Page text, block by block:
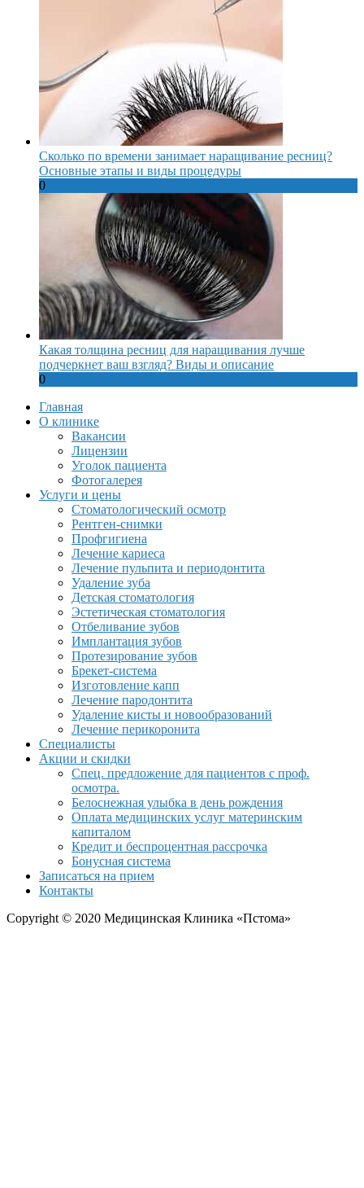
Сколько по времени занимает наращивание ресниц?
Основные этапы и виды процедуры
0
Какая толщина ресниц для наращивания лучше
подчеркнет ваш взгляд? Виды и описание
0
Главная
О клинике
Вакансии
Лицензии
Уголок пациента
Фотогалерея
Услуги и цены
Стоматологический осмотр
Рентген-снимки
Профгигиена
Лечение кариеса
Лечение пульпита и периодонтита
Удаление зуба
Детская стоматология
Эстетическая стоматология
Отбеливание зубов
Имплантация зубов
Протезирование зубов
Брекет-система
Изготовление капп
Лечение пародонтита
Удаление кисты и новообразований
Лечение перикоронита
Специалисты
Акции и скидки
Спец. предложение для пациентов с проф.
осмотра.
Белоснежная улыбка в день рождения
Оплата медицинских услуг материнским
капиталом
Кредит и беспроцентная рассрочка
Бонусная система
Записаться на прием
Контакты
Copyright © 2020 Медицинская Клиника «Пстома»